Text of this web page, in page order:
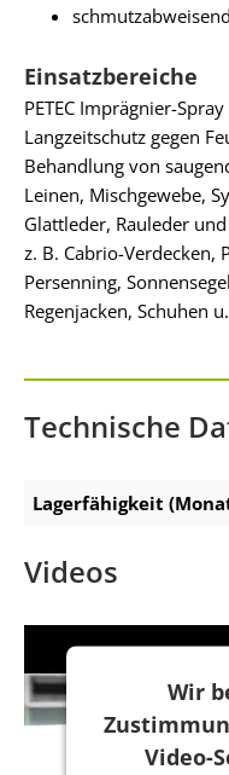
schmutzabweisend
Einsatzbereiche
PETEC Imprägnier-
Langzeitschutz gegen
Behandlung von
Leinen, Mischgewebe,
Glattleder, Rauleder
z. B. Cabrio-Verdecken,
Persenning,
Regenjacken, Schuhen
Technische
Lagerfähigkeit
Videos
Wir
Video-